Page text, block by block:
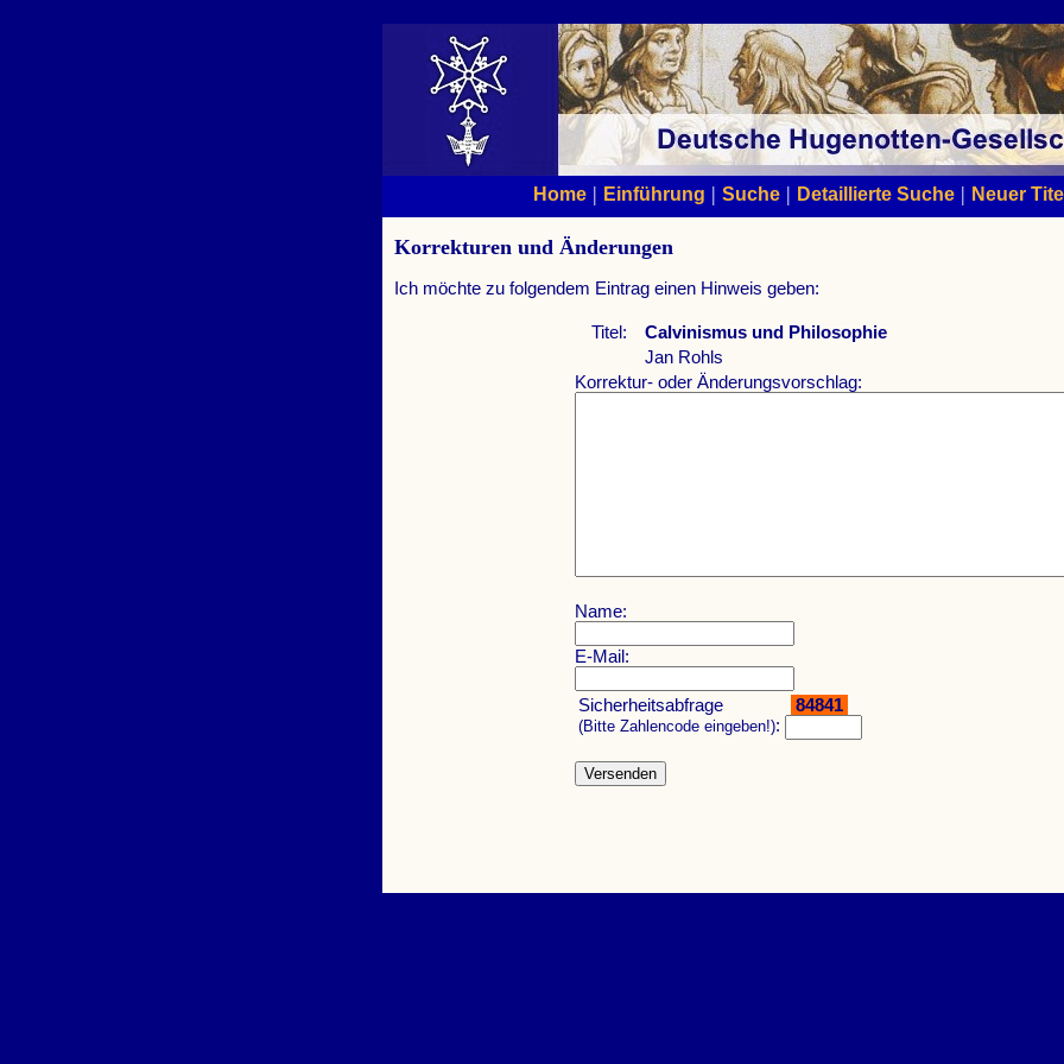
Home | Einführung | Suche | Detaillierte Suche | Neuer
Korrekturen und Änderungen
Ich möchte zu folgendem Eintrag einen Hinweis geben:
Titel:
Calvinismus und Philosophie
Jan Rohls
Korrektur- oder Änderungsvorschlag:
Name:
E-Mail:
Sicherheitsabfrage
(Bitte Zahlencode eingeben!):
84841